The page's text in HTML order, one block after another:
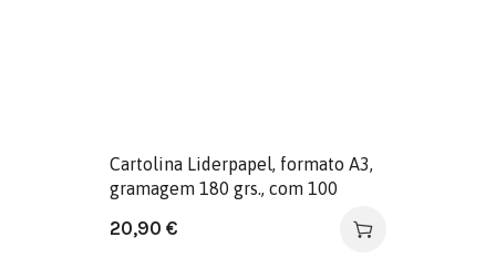
Cartolina Liderpapel, formato A3,
gramagem 180 grs., com 100
20,90 €